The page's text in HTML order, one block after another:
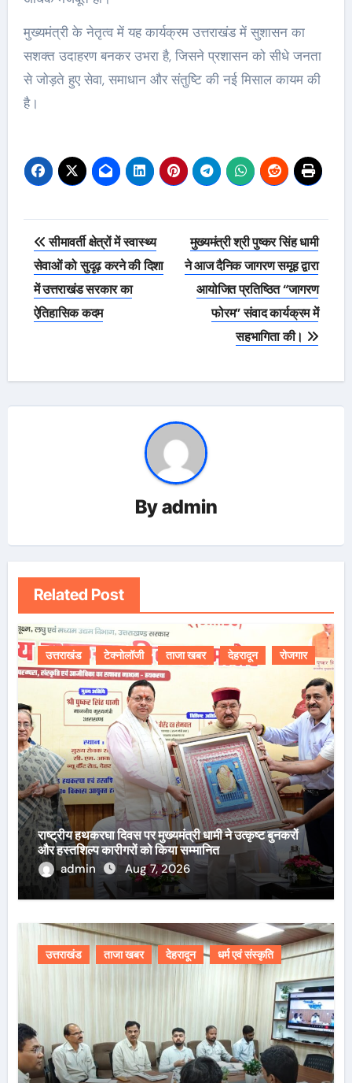
मुख्यमंत्री के नेतृत्व में यह कार्यक्रम उत्तराखंड में सुशासन का
सशक्त उदाहरण बनकर उभरा है, जिसने प्रशासन को सीधे जनता
से जोड़ते हुए सेवा, समाधान और संतुष्टि की नई मिसाल कायम की
है।
Post
navigation
सीमावर्ती क्षेत्रों में स्वास्थ्य
सेवाओं को सुदृढ़ करने की दिशा
में उत्तराखंड सरकार का
ऐतिहासिक कदम
मुख्यमंत्री श्री पुष्कर सिंह धामी
ने आज दैनिक जागरण समूह द्वारा
आयोजित प्रतिष्ठित “जागरण
फोरम” संवाद कार्यक्रम में
सहभागिता की।
Byadmin
Related Post
उत्तराखंड टेक्नोलॉजी ताजा खबर देहरादून रोजगार
राष्ट्रीय हथकरघा दिवस पर मुख्यमंत्री धामी ने उत्कृष्ट बुनकरों
और हस्तशिल्प कारीगरों को किया सम्मानित
admin
Aug 7, 2026
उत्तराखंड ताजा खबर देहरादून धर्म एवं संस्कृति